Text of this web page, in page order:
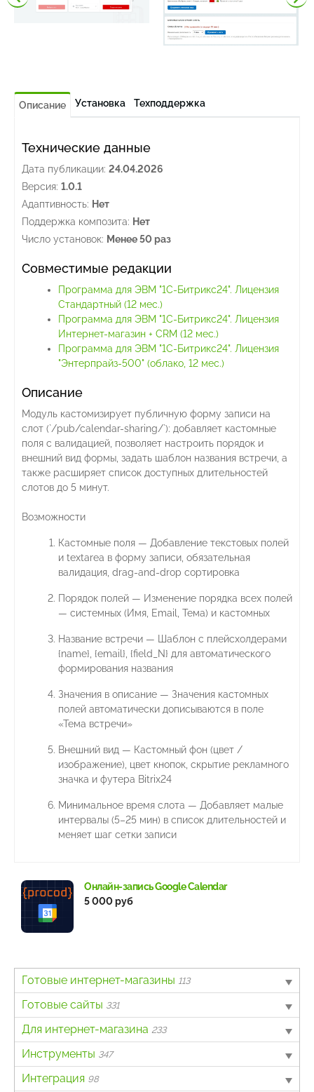
Готовые интернет-магазины 113
B2B4
Авто6
Бытовая техника и электроника
Детские товары
Готовые сайты 331
Landing page63
Информационный портал
Каталог товаров, услуг
Для интернет-магазина 233
Другое62
Интеграция с онлайн-кассами
Инструменты 347
Для разработчиков
Интеграция 98
Описание Установка Техподдержка
Технические данные
Дата публикации: 24.04.2026
Версия: 1.0.1
Адаптивность: Нет
Поддержка композита: Нет
Число установок: Менее 50 раз
Совместимые редакции
Программа для ЭВМ "1С-Битрикс24". Лицензия
Стандартный (12 мес.)
Программа для ЭВМ "1С-Битрикс24". Лицензия
Интернет-магазин + CRM (12 мес.)
Программа для ЭВМ "1С-Битрикс24". Лицензия
"Энтерпрайз-500" (облако, 12 мес.)
Описание
Модуль кастомизирует публичную форму записи на
слот (`/pub/calendar-sharing/`): добавляет кастомные
поля с валидацией, позволяет настроить порядок и
внешний вид формы, задать шаблон названия встречи, а
также расширяет список доступных длительностей
слотов до 5 минут.
Возможности
Кастомные поля — Добавление текстовых полей
и textarea в форму записи, обязательная
валидация, drag-and-drop сортировка
Порядок полей — Изменение порядка всех полей
— системных (Имя, Email, Тема) и кастомных
Название встречи — Шаблон с плейсхолдерами
{name}, {email}, {field_N} для автоматического
формирования названия
Значения в описание — Значения кастомных
полей автоматически дописываются в поле
«Тема встречи»
Внешний вид — Кастомный фон (цвет /
изображение), цвет кнопок, скрытие рекламного
значка и футера Bitrix24
Минимальное время слота — Добавляет малые
интервалы (5–25 мин) в список длительностей и
меняет шаг сетки записи
Онлайн-запись Google Calendar
5 000 руб